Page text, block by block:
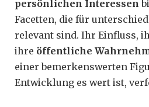
persönlichen Interessen
Facetten, die für
relevant sind. Ihr Einfluss,
ihre öffentliche
einer bemerkenswerten
Entwicklung es wert ist,